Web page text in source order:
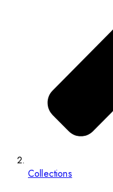
Collections